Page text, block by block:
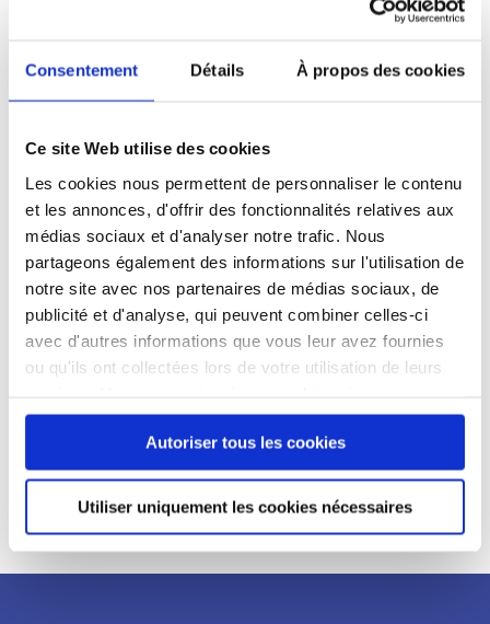
Consentement Détails À propos des cookies
Ce site Web utilise des cookies
Les cookies nous permettent de personnaliser le contenu
et les annonces, d'offrir des fonctionnalités relatives aux
médias sociaux et d'analyser notre trafic. Nous
partageons également des informations sur l'utilisation de
notre site avec nos partenaires de médias sociaux, de
publicité et d'analyse, qui peuvent combiner celles-ci
avec d'autres informations que vous leur avez fournies
ou qu'ils ont collectées lors de votre utilisation de leurs
continuez à utiliser notre site Web.
Autoriser tous les cookies
Utiliser uniquement les cookies nécessaires
Profil du
candidat
Qualifications et diplômes :
Profil recherché :
Expérience :
Processus
de
recrutement